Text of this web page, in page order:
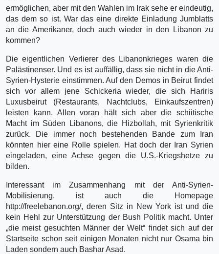
ermöglichen, aber mit den Wahlen im Irak sehe er eindeutig,
das dem so ist. War das eine direkte Einladung Jumblatts
an die Amerikaner, doch auch wieder in den Libanon zu
kommen?
Die eigentlichen Verlierer des Libanonkrieges waren die
Palästinenser. Und es ist auffällig, dass sie nicht in die Anti-
Syrien-Hysterie einstimmen. Auf den Demos in Beirut findet
sich vor allem jene Schickeria wieder, die sich Hariris
Luxusbeirut (Restaurants, Nachtclubs, Einkaufszentren)
leisten kann. Allen voran hält sich aber die schiitische
Macht im Süden Libanons, die Hizbollah, mit Syrienkritik
zurück. Die immer noch bestehenden Bande zum Iran
könnten hier eine Rolle spielen. Hat doch der Iran Syrien
eingeladen, eine Achse gegen die U.S.-Kriegshetze zu
bilden.
Interessant im Zusammenhang mit der Anti-Syrien-
Mobilisierung, ist auch die Homepage
http://freelebanon.org/, deren Sitz in New York ist und die
kein Hehl zur Unterstützung der Bush Politik macht. Unter
„die meist gesuchten Männer der Welt“ findet sich auf der
Startseite schon seit einigen Monaten nicht nur Osama bin
Laden sondern auch Bashar Asad.